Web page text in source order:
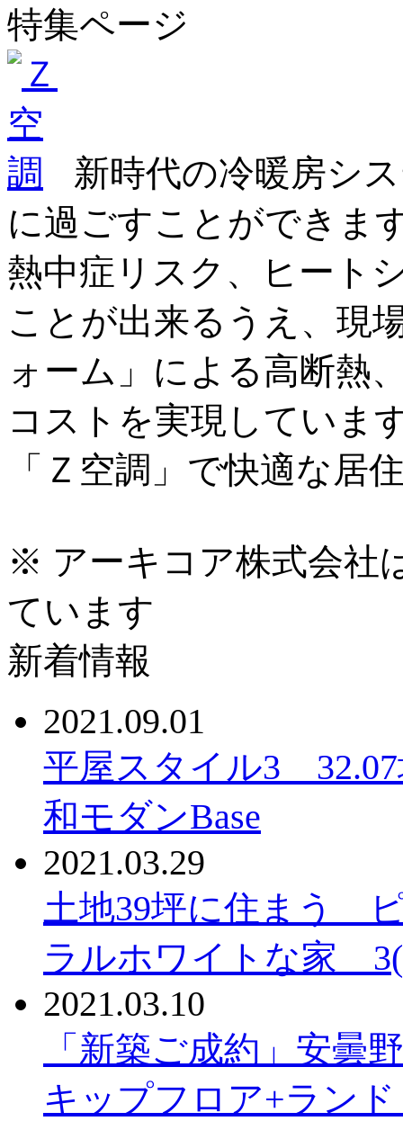
特集ページ
新時代の冷暖房シ
に過ごすことができま
熱中症リスク、ヒート
ことが出来るうえ、現
ォーム」による高断熱
コストを実現していま
「Ｚ空調」で快適な居
※ アーキコア株式会社
ています
新着情報
2021.09.01
平屋スタイル3
和モダンBase
2021.03.29
土地39坪に住まう
ラルホワイトな家
2021.03.10
「新築ご成約」安
キップフロア+ラン